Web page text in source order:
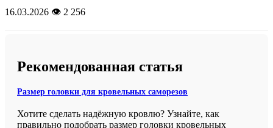
16.03.2026 👁️ 2 256
Рекомендованная статья
Размер головки для кровельных саморезов
Хотите сделать надёжную кровлю? Узнайте, как
правильно подобрать размер головки кровельных